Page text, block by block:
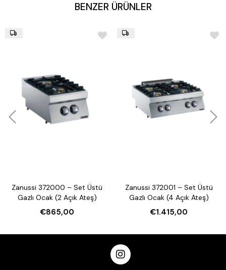
BENZER ÜRÜNLER
Zanussi 372000 – Set Üstü
Gazlı Ocak (2 Açık Ateş)
€865,00
Zanussi 372001 – Set Üstü
Gazlı Ocak (4 Açık Ateş)
€1.415,00